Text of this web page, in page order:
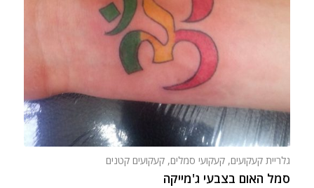
גלריית קעקועים, קעקועי סמלים, קעקועים קטנים
סמל האום בצבעי ג'מייקה